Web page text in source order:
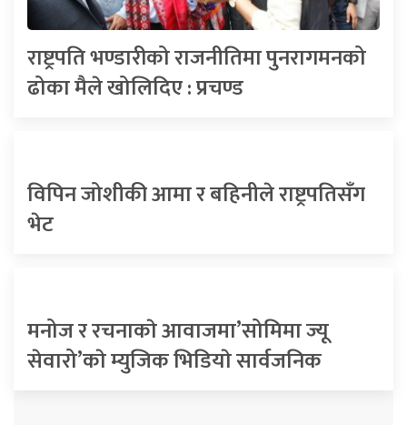
राष्ट्रपति भण्डारीको राजनीतिमा पुनरागमनको
ढोका मैले खोलिदिए : प्रचण्ड
विपिन जोशीकी आमा र बहिनीले राष्ट्रपतिसँग
भेट
मनोज र रचनाकाे आवाजमा’सोमिमा ज्यू
सेवारो’काे म्युजिक भिडियाे सार्वजनिक